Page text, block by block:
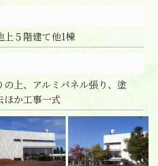
上５階建て他1棟
上、アルミパネル張り、塗
ほか工事一式